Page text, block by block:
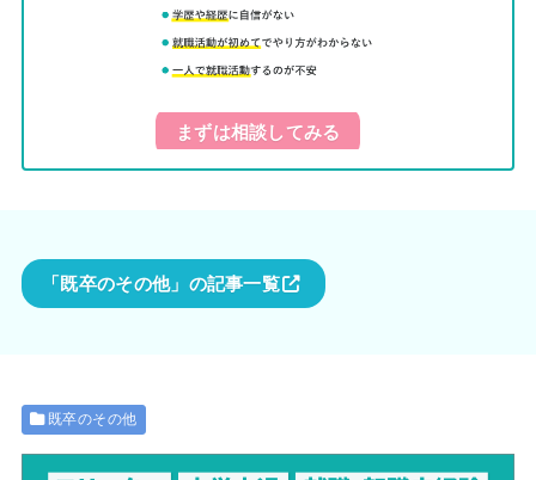
まずは相談してみる
「既卒のその他」の記事一覧
既卒のその他